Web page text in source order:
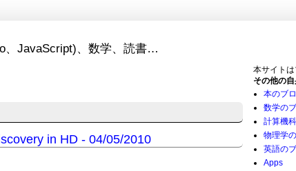
、JavaScript)、数学、読書…
in HD - 04/05/2010
本サイトは
その他の
本のブ
数学の
計算機
物理学
英語の
Apps